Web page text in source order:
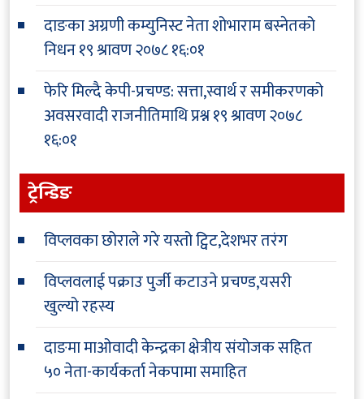
दाङका अग्रणी कम्युनिस्ट नेता शोभाराम बस्नेतको
निधन१९ श्रावण २०७८ १६:०१
फेरि मिल्दै केपी-प्रचण्ड: सत्ता,स्वार्थ र समीकरणको
अवसरवादी राजनीतिमाथि प्रश्न१९ श्रावण २०७८
१६:०१
ट्रेन्डिङ
विप्लवका छोराले गरे यस्तो ट्विट,देशभर तरंग
विप्लवलाई पक्राउ पुर्जी कटाउने प्रचण्ड,यसरी
खुल्यो रहस्य
दाङमा माओवादी केन्द्रका क्षेत्रीय संयोजक सहित
५० नेता-कार्यकर्ता नेकपामा समाहित